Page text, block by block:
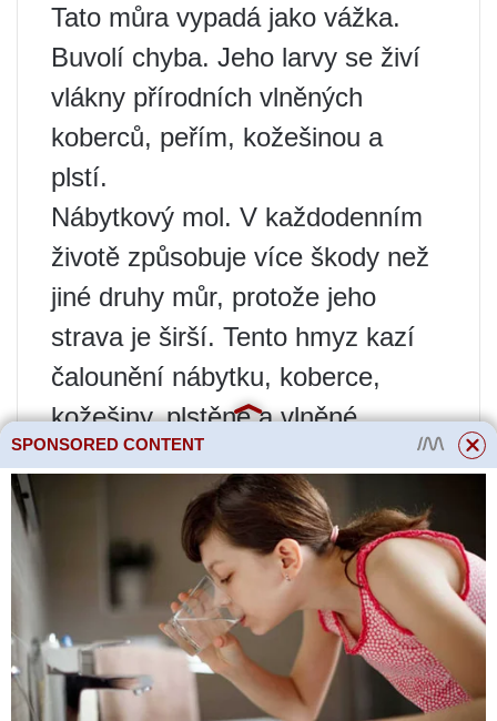
Tato můra vypadá jako vážka.
Buvolí chyba. Jeho larvy se živí
vlákny přírodních vlněných
koberců, peřím, kožešinou a
plstí.
Nábytkový mol. V každodenním
životě způsobuje více škody než
jiné druhy můr, protože jeho
strava je širší. Tento hmyz kazí
čalounění nábytku, koberce,
kožešiny, plstěné a vlněné
výrobky a také neodmítne prádlo
Přečtěte si více
Rozmarýn: roste ve
volné půdě
Odkud se moli v bytě
SPONSORED CONTENT